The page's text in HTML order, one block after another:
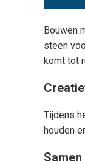
Bouwen
steen
komt tot
Tijdens
houden